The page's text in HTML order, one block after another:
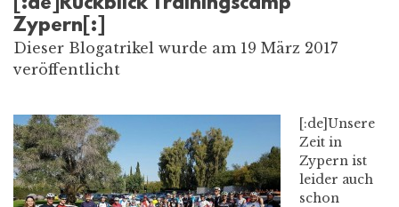
Zypern[:]
Dieser Blogatrikel wurde am 19 März 2017
veröffentlicht
[:de]Unsere
Zeit in
Zypern ist
leider auch
schon